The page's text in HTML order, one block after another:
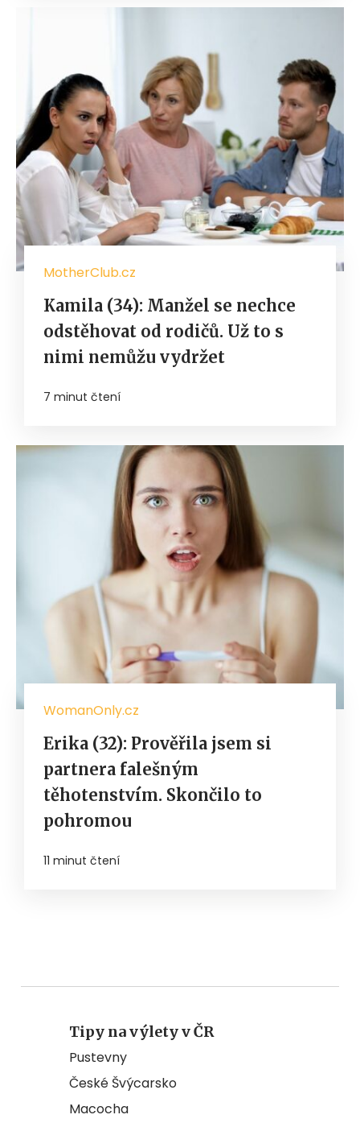
MotherClub.cz
Kamila (34): Manžel se nechce
odstěhovat od rodičů. Už to s
nimi nemůžu vydržet
7 minut čtení
WomanOnly.cz
Erika (32): Prověřila jsem si
partnera falešným
těhotenstvím. Skončilo to
pohromou
11 minut čtení
Tipy na výlety v ČR
Pustevny
České Švýcarsko
Macocha